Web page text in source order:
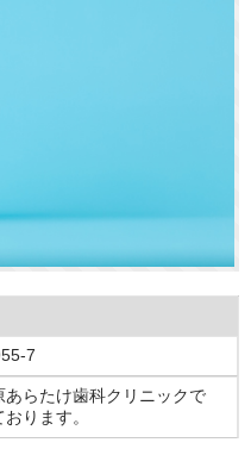
7
らたけ歯科クリニックで
ります。